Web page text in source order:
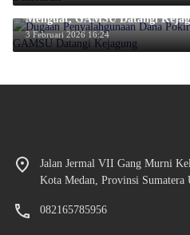
Dugaan Penyalahgunaan Dana
Menguat, GAMSU Datangi
3 Februari 2026 16:24
Jalan Jermal VII Gang Murni
Kota Medan, Provinsi Sumatera
082165785956